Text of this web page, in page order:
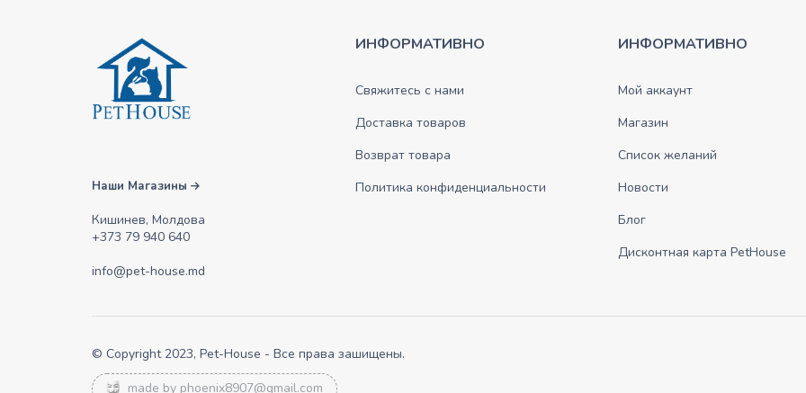
Наши Магазины
Кишинев, Молдова
+373 79 940 640
info@pet-house.md
ИНФОРМАТИВНО
Свяжитесь с нами
Доставка товаров
Возврат товара
Политика конфиденциальности
ИНФОРМАТИВНО
Мой аккаунт
Магазин
Список желаний
Новости
Блог
Дисконтная карта PetHouse
© Copyright 2023, Pet-House - Все права зашищены.
made by phoenix8907@gmail.com